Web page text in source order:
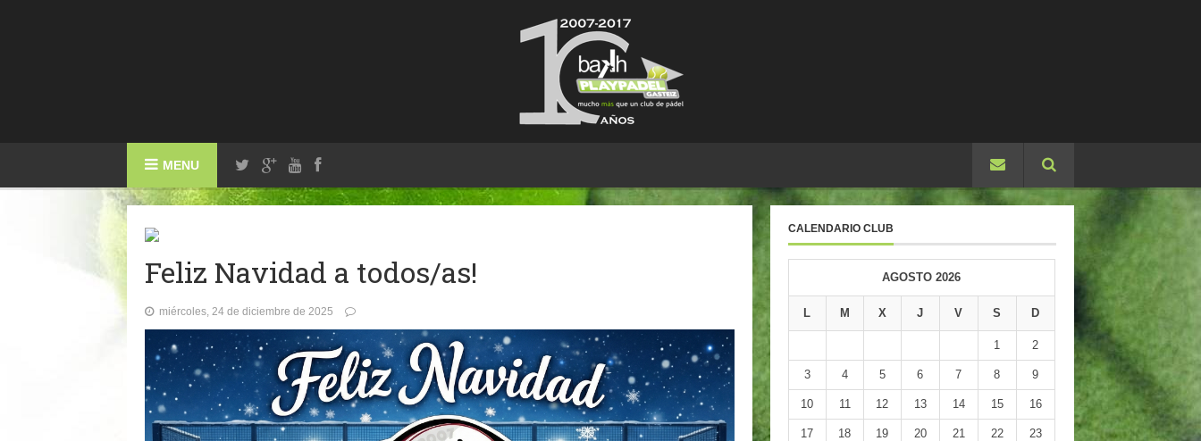
MENU
Feliz Navidad a todos/as!
miércoles, 24 de diciembre de 2025
CALENDARIO CLUB
AGOSTO 2026
L M X J V S D
1 2
3 4 5 6 7 8 9
10 11 12 13 14 15 16
17 18 19 20 21 22 23